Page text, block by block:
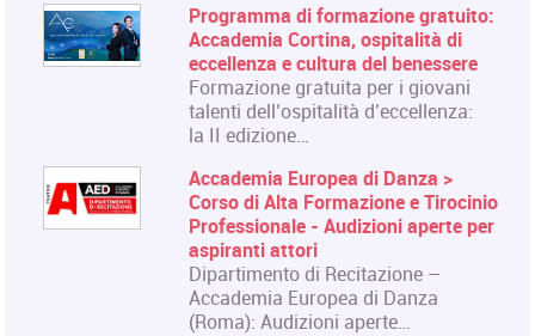
Programma di formazione gratuito:
Accademia Cortina, ospitalità di
eccellenza e cultura del benessere
Formazione gratuita per i giovani
talenti dell’ospitalità d’eccellenza:
la II edizione…
Accademia Europea di Danza >
Corso di Alta Formazione e Tirocinio
Professionale - Audizioni aperte per
aspiranti attori
Dipartimento di Recitazione –
Accademia Europea di Danza
(Roma): Audizioni aperte…